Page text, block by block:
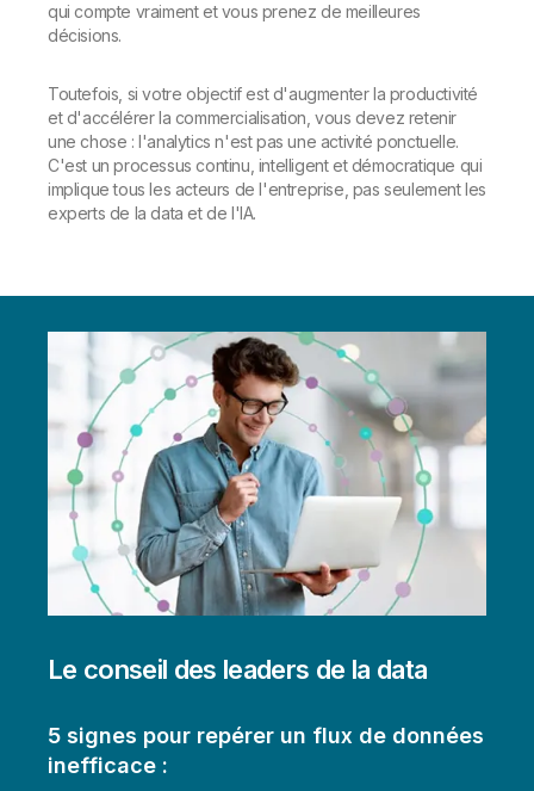
qui compte vraiment et vous prenez de meilleures
décisions.
Toutefois, si votre objectif est d'augmenter la productivité
et d'accélérer la commercialisation, vous devez retenir
une chose : l'analytics n'est pas une activité ponctuelle.
C'est un processus continu, intelligent et démocratique qui
implique tous les acteurs de l'entreprise, pas seulement les
experts de la data et de l'IA.
Le conseil des leaders de la data
5 signes pour repérer un flux de données
inefficace :